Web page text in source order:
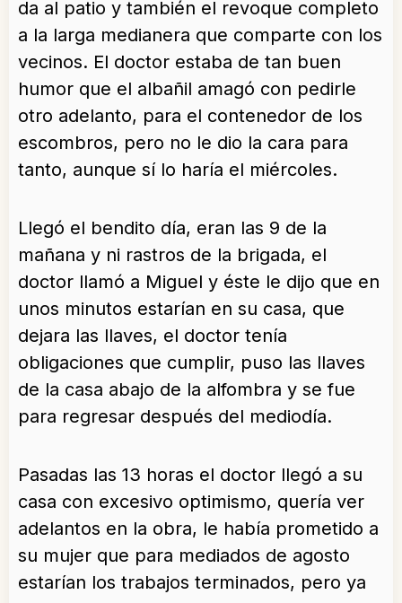
da al patio y también el revoque completo
a la larga medianera que comparte con los
vecinos. El doctor estaba de tan buen
humor que el albañil amagó con pedirle
otro adelanto, para el contenedor de los
escombros, pero no le dio la cara para
tanto, aunque sí lo haría el miércoles.
Llegó el bendito día, eran las 9 de la
mañana y ni rastros de la brigada, el
doctor llamó a Miguel y éste le dijo que en
unos minutos estarían en su casa, que
dejara las llaves, el doctor tenía
obligaciones que cumplir, puso las llaves
de la casa abajo de la alfombra y se fue
para regresar después del mediodía.
Pasadas las 13 horas el doctor llegó a su
casa con excesivo optimismo, quería ver
adelantos en la obra, le había prometido a
su mujer que para mediados de agosto
estarían los trabajos terminados, pero ya